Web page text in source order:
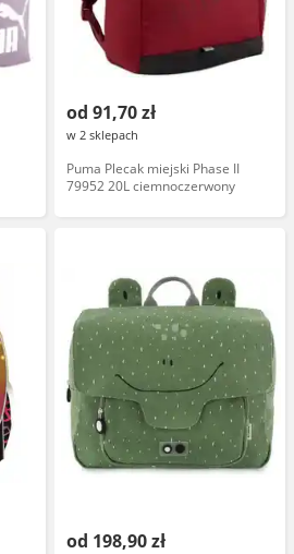
od 91,70 zł
w 2 sklepach
Puma Plecak miejski Phase II
79952 20L ciemnoczerwony
od 198,90 zł